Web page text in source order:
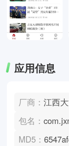
应用信息
厂商：江西
包名：
MD5：